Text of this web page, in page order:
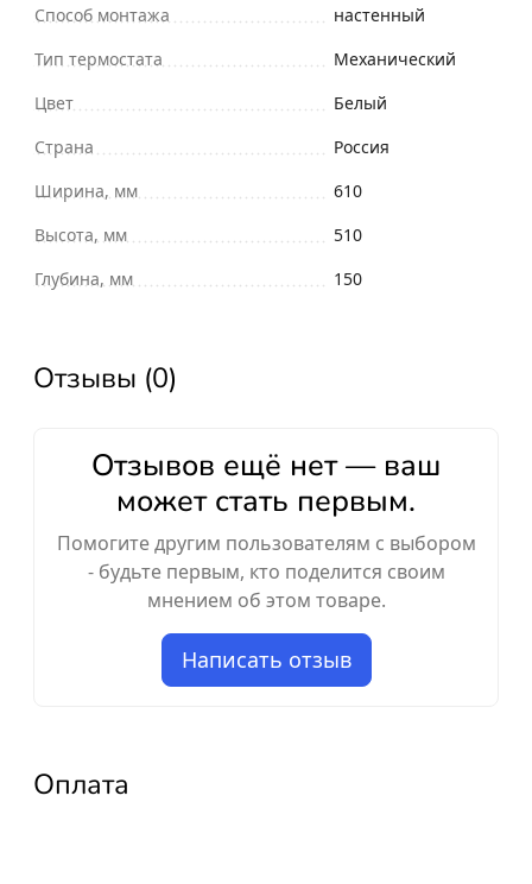
Способ монтажа
настенный
Тип термостата
Механический
Цвет
Белый
Страна
Россия
Ширина, мм
610
Высота, мм
510
Глубина, мм
150
Отзывы (0)
Отзывов ещё нет — ваш
может стать первым.
Помогите другим пользователям с выбором
- будьте первым, кто поделится своим
мнением об этом товаре.
Написать отзыв
Оплата